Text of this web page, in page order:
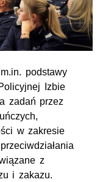
podstawy
Izbie
zadań przez
w zakresie
z
i zakazu.